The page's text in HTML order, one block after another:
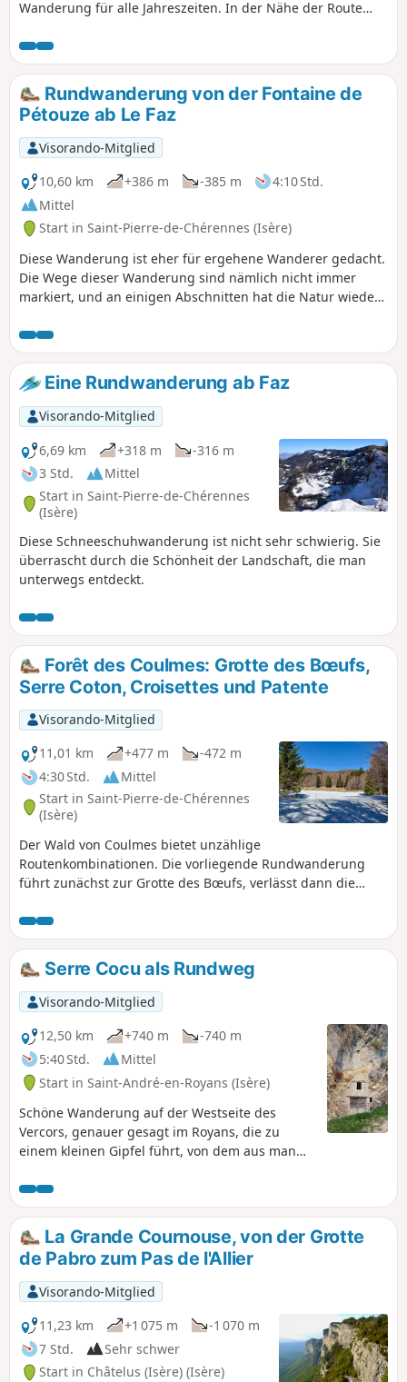
Wanderung für alle Jahreszeiten. In der Nähe der Route
einen kleinen Umweg zu machen, um sie vorsichtig zu
bewundern.
Rundwanderung von der Fontaine de
Pétouze ab Le Faz
Visorando-Mitglied
10,60 km
+386 m -385 m
4:10 Std.
Mittel
Start in Saint-Pierre-de-Chérennes (Isère)
Diese Wanderung ist eher für ergehene Wanderer gedacht.
Die Wege dieser Wanderung sind nämlich nicht immer
markiert, und an einigen Abschnitten hat die Natur wieder
schöne Wanderung, die man vorzugsweise mit einem GPS-
Gerät unternehmen sollte.
Eine Rundwanderung ab Faz
Visorando-Mitglied
6,69 km
+318 m
-316 m
3 Std.
Mittel
Start in Saint-Pierre-de-Chérennes
(Isère)
Diese Schneeschuhwanderung ist nicht sehr schwierig. Sie
überrascht durch die Schönheit der Landschaft, die man
unterwegs entdeckt.
Forêt des Coulmes: Grotte des Bœufs,
Serre Coton, Croisettes und Patente
Visorando-Mitglied
11,01 km
+477 m
-472 m
4:30 Std.
Mittel
Start in Saint-Pierre-de-Chérennes
(Isère)
Der Wald von Coulmes bietet unzählige
Routenkombinationen. Die vorliegende Rundwanderung
führt zunächst zur Grotte des Bœufs, verlässt dann die
folgen, bis man abseits der Wege auf den Kamm von Serre
Coton hinaufsteigt, bevor es wieder hinunter zu den
Croisettes geht und auf einem gut markierten Weg weiter
nach Patente und zur Aussichtstafel mit Blick auf Malleval
führt, bevor es zurück nach Le Faz geht.
Serre Cocu als Rundweg
Visorando-Mitglied
12,50 km
+740 m
-740 m
5:40 Std.
Mittel
Start in Saint-André-en-Royans (Isère)
Schöne Wanderung auf der Westseite des
Vercors, genauer gesagt im Royans, die zu
einem kleinen Gipfel führt, von dem aus man
Isère und die Gipfel des Vercors hat.
La Grande Cournouse, von der Grotte
de Pabro zum Pas de l'Allier
Visorando-Mitglied
11,23 km
+1 075 m
-1 070 m
7 Std.
Sehr schwer
Start in Châtelus (Isère) (Isère)